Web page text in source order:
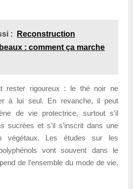
:
Reconstruction
: comment ça marche
rester rigoureux : le thé noir ne
à lui seul. En revanche, il peut
de vie protectrice, surtout s’il
sucrées et s’il s’inscrit dans une
végétaux. Les études sur les
vont souvent dans le
de l’ensemble du mode de vie,